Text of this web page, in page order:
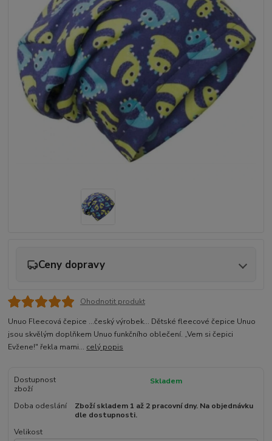
Ceny dopravy
Ohodnotit produkt
Unuo Fleecová čepice ...český výrobek... Dětské fleecové čepice Unuo
jsou skvělým doplňkem Unuo funkčního oblečení. „Vem si čepici
Evžene!" řekla mami... celý popis
Dostupnost
zboží
Skladem
Doba odeslání
Zboží skladem 1 až 2 pracovní dny. Na objednávku
dle dostupnosti.
Velikost